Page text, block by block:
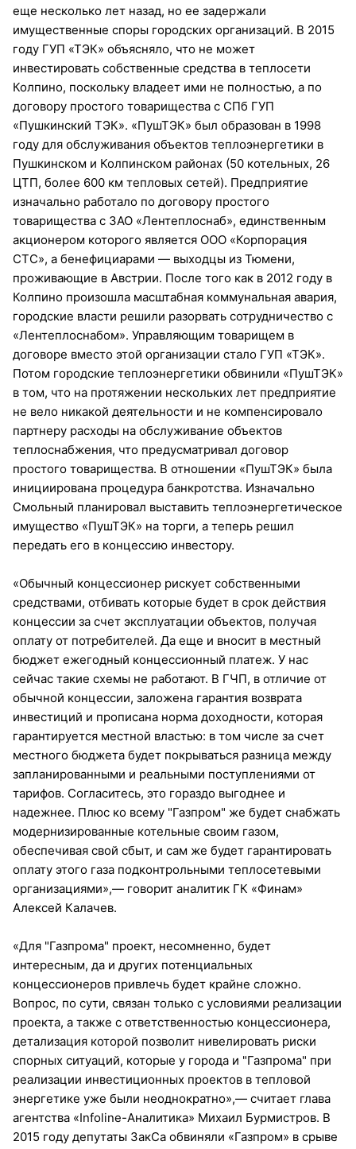
еще несколько лет назад, но ее задержали
имущественные споры городских организаций. В 2015
году ГУП «ТЭК» объясняло, что не может
инвестировать собственные средства в теплосети
Колпино, поскольку владеет ими не полностью, а по
договору простого товарищества с СПб ГУП
«Пушкинский ТЭК». «ПушТЭК» был образован в 1998
году для обслуживания объектов теплоэнергетики в
Пушкинском и Колпинском районах (50 котельных, 26
ЦТП, более 600 км тепловых сетей). Предприятие
изначально работало по договору простого
товарищества с ЗАО «Лентеплоснаб», единственным
акционером которого является ООО «Корпорация
СТС», а бенефициарами — выходцы из Тюмени,
проживающие в Австрии. После того как в 2012 году в
Колпино произошла масштабная коммунальная авария,
городские власти решили разорвать сотрудничество с
«Лентеплоснабом». Управляющим товарищем в
договоре вместо этой организации стало ГУП «ТЭК».
Потом городские теплоэнергетики обвинили «ПушТЭК»
в том, что на протяжении нескольких лет предприятие
не вело никакой деятельности и не компенсировало
партнеру расходы на обслуживание объектов
теплоснабжения, что предусматривал договор
простого товарищества. В отношении «ПушТЭК» была
инициирована процедура банкротства. Изначально
Смольный планировал выставить теплоэнергетическое
имущество «ПушТЭК» на торги, а теперь решил
передать его в концессию инвестору.
«Обычный концессионер рискует собственными
средствами, отбивать которые будет в срок действия
концессии за счет эксплуатации объектов, получая
оплату от потребителей. Да еще и вносит в местный
бюджет ежегодный концессионный платеж. У нас
сейчас такие схемы не работают. В ГЧП, в отличие от
обычной концессии, заложена гарантия возврата
инвестиций и прописана норма доходности, которая
гарантируется местной властью: в том числе за счет
местного бюджета будет покрываться разница между
запланированными и реальными поступлениями от
тарифов. Согласитесь, это гораздо выгоднее и
надежнее. Плюс ко всему "Газпром" же будет снабжать
модернизированные котельные своим газом,
обеспечивая свой сбыт, и сам же будет гарантировать
оплату этого газа подконтрольными теплосетевыми
организациями»,— говорит аналитик ГК «Финам»
Алексей Калачев.
«Для "Газпрома" проект, несомненно, будет
интересным, да и других потенциальных
концессионеров привлечь будет крайне сложно.
Вопрос, по сути, связан только с условиями реализации
проекта, а также с ответственностью концессионера,
детализация которой позволит нивелировать риски
спорных ситуаций, которые у города и "Газпрома" при
реализации инвестиционных проектов в тепловой
энергетике уже были неоднократно»,— считает глава
агентства «Infoline-Аналитика» Михаил Бурмистров. В
2015 году депутаты ЗакСа обвиняли «Газпром» в срыве